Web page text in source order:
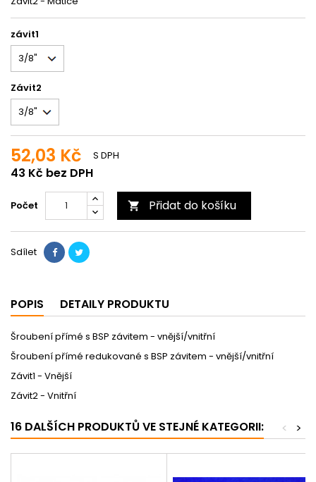
závit1
Závit2
52,03 Kč
43 Kč bez DPH
S DPH
Počet  Přidat do košíku
Sdílet
POPIS DETAILY PRODUKTU
Šroubení přímé s BSP závitem - vnější/vnitřní
Šroubení přímé redukované s BSP závitem - vnější/vnitřní
Závit1 - Vnější
Závit2 - Vnitřní
16 DALŠÍCH PRODUKTŮ VE STEJNÉ KATEGORII: >
<